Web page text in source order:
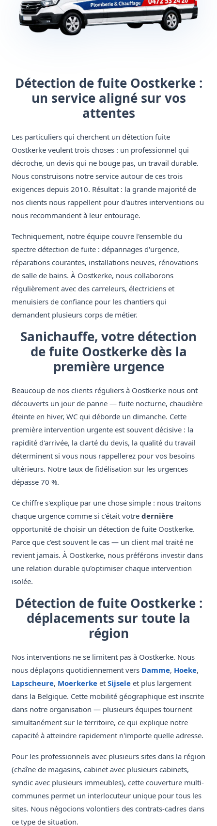
Détection de fuite Oostkerke :
un service aligné sur vos
attentes
Les particuliers qui cherchent un détection fuite
Oostkerke veulent trois choses : un professionnel qui
décroche, un devis qui ne bouge pas, un travail durable.
Nous construisons notre service autour de ces trois
exigences depuis 2010. Résultat : la grande majorité de
nos clients nous rappellent pour d'autres interventions ou
nous recommandent à leur entourage.
Techniquement, notre équipe couvre l'ensemble du
spectre détection de fuite : dépannages d'urgence,
réparations courantes, installations neuves, rénovations
de salle de bains. À Oostkerke, nous collaborons
régulièrement avec des carreleurs, électriciens et
menuisiers de confiance pour les chantiers qui
demandent plusieurs corps de métier.
Sanichauffe, votre détection
de fuite Oostkerke dès la
première urgence
Beaucoup de nos clients réguliers à Oostkerke nous ont
découverts un jour de panne — fuite nocturne, chaudière
éteinte en hiver, WC qui déborde un dimanche. Cette
première intervention urgente est souvent décisive : la
rapidité d'arrivée, la clarté du devis, la qualité du travail
déterminent si vous nous rappellerez pour vos besoins
ultérieurs. Notre taux de fidélisation sur les urgences
dépasse 70 %.
Ce chiffre s'explique par une chose simple : nous traitons
chaque urgence comme si c'était votre dernière
opportunité de choisir un détection de fuite Oostkerke.
Parce que c'est souvent le cas — un client mal traité ne
revient jamais. À Oostkerke, nous préférons investir dans
une relation durable qu'optimiser chaque intervention
isolée.
Détection de fuite Oostkerke :
déplacements sur toute la
région
Nos interventions ne se limitent pas à Oostkerke. Nous
nous déplaçons quotidiennement vers Damme, Hoeke,
Lapscheure, Moerkerke et Sijsele et plus largement
dans la Belgique. Cette mobilité géographique est inscrite
dans notre organisation — plusieurs équipes tournent
simultanément sur le territoire, ce qui explique notre
capacité à atteindre rapidement n'importe quelle adresse.
Pour les professionnels avec plusieurs sites dans la région
(chaîne de magasins, cabinet avec plusieurs cabinets,
syndic avec plusieurs immeubles), cette couverture multi-
communes permet un interlocuteur unique pour tous les
sites. Nous négocions volontiers des contrats-cadres dans
ce type de situation.